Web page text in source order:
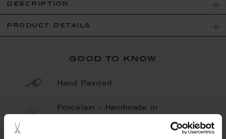
description
product details
good to know
Hand Painted
Porcelain - Handmade in